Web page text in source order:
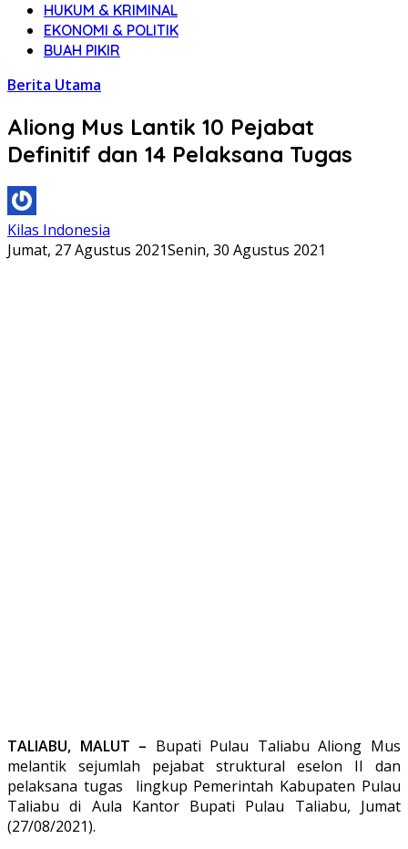
HUKUM & KRIMINAL
EKONOMI & POLITIK
BUAH PIKIR
Berita Utama
Aliong Mus Lantik 10 Pejabat
Definitif dan 14 Pelaksana Tugas
Kilas Indonesia
Jumat, 27 Agustus 2021Senin, 30 Agustus 2021
TALIABU, MALUT – Bupati Pulau Taliabu Aliong Mus
melantik sejumlah pejabat struktural eselon II dan
pelaksana tugas lingkup Pemerintah Kabupaten Pulau
Taliabu di Aula Kantor Bupati Pulau Taliabu, Jumat
(27/08/2021).